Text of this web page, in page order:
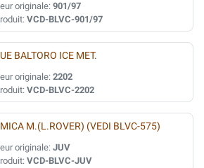
originale: 901/97
VCD-BLVC-901/97
BALTORO ICE MET.
originale: 2202
VCD-BLVC-2202
M.(L.ROVER) (VEDI BLVC-575)
originale: JUV
VCD-BLVC-JUV